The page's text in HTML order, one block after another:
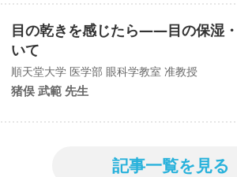
目の乾きを感じたら——目の保湿
いて
順天堂大学 医学部 眼科学教室 准教授
猪俣 武範 先生
記事一覧を見る